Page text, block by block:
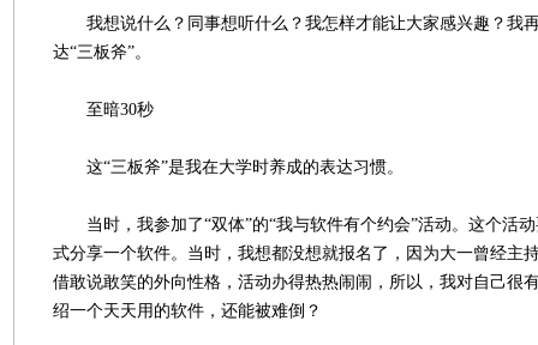
我想说什么？同事想听什么？我怎样才能让大家感兴趣？我
达“三板斧”。
至暗30秒
这“三板斧”是我在大学时养成的表达习惯。
当时，我参加了“双体”的“我与软件有个约会”活动。这个活动
式分享一个软件。当时，我想都没想就报名了，因为大一曾经主
借敢说敢笑的外向性格，活动办得热热闹闹，所以，我对自己
绍一个天天用的软件，还能被难倒？